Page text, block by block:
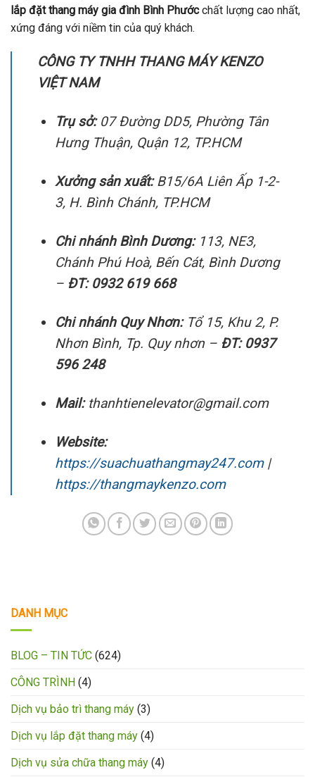
lắp đặt thang máy gia đình Bình Phướcchất lượng cao nhất,
xứng đáng với niềm tin của quý khách.
CÔNG TY TNHH THANG MÁY KENZO
VIỆT NAM
Trụ sở:07 Đường DD5, Phường Tân
Hưng Thuận, Quận 12, TP.HCM
Xưởng sản xuất:B15/6A Liên Ấp 1-2-
3, H. Bình Chánh, TP.HCM
Chi nhánh Bình Dương:113, NE3,
Chánh Phú Hoà, Bến Cát, Bình Dương
– ĐT: 0932 619 668
Chi nhánh Quy Nhơn:Tổ 15, Khu 2, P.
Nhơn Bình, Tp. Quy nhơn – ĐT: 0937
596 248
Mail:thanhtienelevator@gmail.com
Website:
https://suachuathangmay247.com|
https://thangmaykenzo.com
DANH MỤC
BLOG – TIN TỨC (624)
CÔNG TRÌNH (4)
Dịch vụ bảo trì thang máy (3)
Dịch vụ lắp đặt thang máy (4)
Dịch vụ sửa chữa thang máy (4)